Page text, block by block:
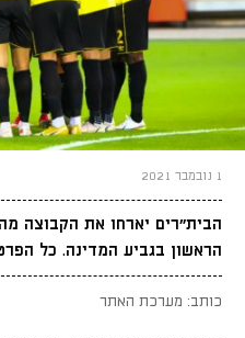
1 נובמבר 2021
הבית״רים יארחו את הקבוצה
הראשון בגביע המדינה. כל
כותב: מערכת האתר